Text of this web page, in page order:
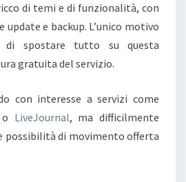
di temi e di funzionalità, con
e backup. L’unico motivo
di spostare tutto su questa
gratuita del servizio.
con interesse a servizi come
o LiveJournal, ma difficilmente
possibilità di movimento offerta